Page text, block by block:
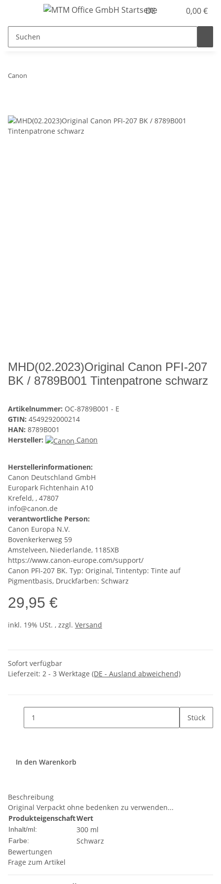
DE 0,00 €
Canon
MHD(02.2023)Original Canon PFI-207
BK / 8789B001 Tintenpatrone schwarz
Artikelnummer: OC-8789B001 - E
GTIN: 4549292000214
HAN: 8789B001
Hersteller:
Canon
Herstellerinformationen:
Canon Deutschland GmbH
Europark Fichtenhain A10
Krefeld, , 47807
info@canon.de
verantwortliche Person:
Canon Europa N.V.
Bovenkerkerweg 59
Amstelveen, Niederlande, 1185XB
https://www.canon-europe.com/support/
Canon PFI-207 BK. Typ: Original, Tintentyp: Tinte auf
Pigmentbasis, Druckfarben: Schwarz
29,95 €
inkl. 19% USt. , zzgl. Versand
Sofort verfügbar
Lieferzeit: 2 - 3 Werktage (DE - Ausland abweichend)
Stück
In den Warenkorb
Beschreibung
Original Verpackt ohne bedenken zu verwenden...
ProdukteigenschaftWert
Inhalt/ml: 300 ml
Farbe:
Schwarz
Bewertungen
Frage zum Artikel